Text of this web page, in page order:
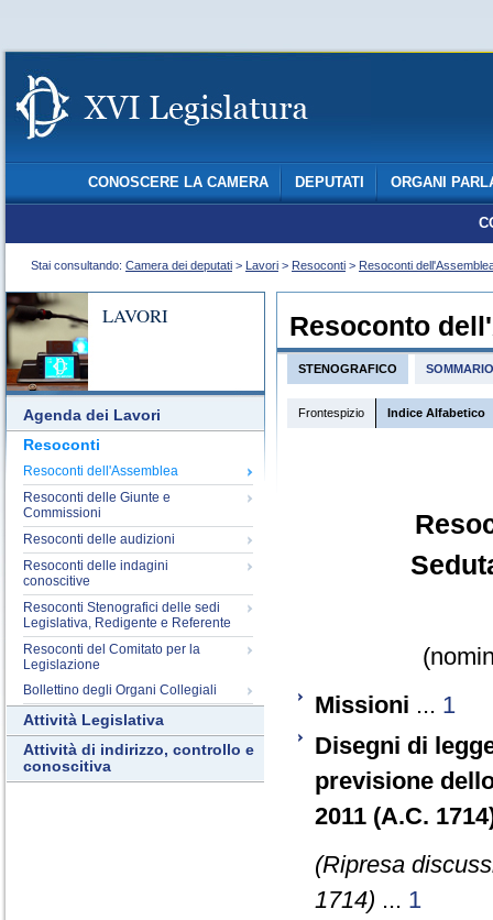
CONOSCERE LA CAMERA DEPUTATI ORGANI
Stai consultando: Camera dei deputati > Lavori > Resoconti > Resoconti
LAVORI
Agenda dei Lavori
Resoconti
Resoconti dell'Assemblea
Resoconti delle Giunte e
Commissioni
Resoconti delle audizioni
Resoconti delle indagini
conoscitive
Resoconti Stenografici delle sedi
Legislativa, Redigente e Referente
Resoconti del Comitato per la
Legislazione
Bollettino degli Organi Collegiali
Attività Legislativa
Attività di indirizzo, controllo e
conoscitiva
Resoconto
STENOGRAFICO SOMMARIO
Frontespizio Indice Alfabetico
Missioni ... 1
Disegni di
previsione
2011 (A.C.
(Ripresa
1714) ... 1